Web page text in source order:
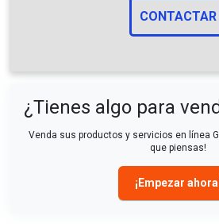
CONTACTAR
¿Tienes algo para
Venda sus productos y servicios en línea
que piensas!
¡Empezar